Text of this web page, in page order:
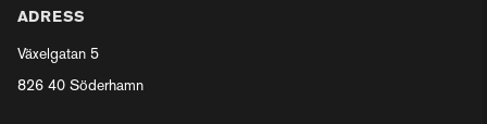
ADRESS
Växelgatan 5
826 40 Söderhamn